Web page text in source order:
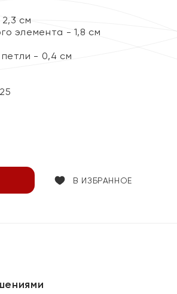
см
элемента - 1,8 см
- 0,4 см
В ИЗБРАННОЕ